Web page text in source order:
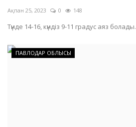
Ақпан 25, 2023 0 148
Түнде 14-16, күндіз 9-11 градус аяз болады.
ПАВЛОДАР ОБЛЫСЫ